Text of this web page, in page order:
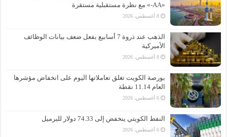
«AA-» مع نظرة مستقبلية مستقرة
8 أغسطس، 2026
الذهب عند ذروة 7 أسابيع بفعل ضعف بيانات الوظائف
الأميركية
8 أغسطس، 2026
بورصة الكويت تغلق تعاملاتها اليوم على انخفاض مؤشرها
العام 11.14 نقطة
6 أغسطس، 2026
النفط الكويتي ينخفض إلى 74.33 دولار للبرميل
6 أغسطس، 2026